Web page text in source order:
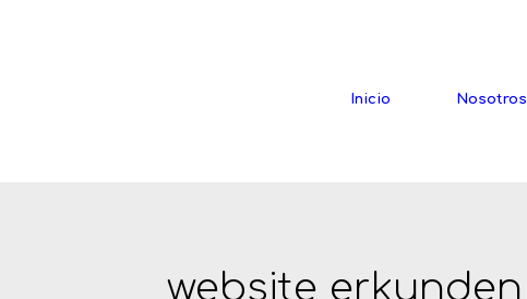
Inicio Nosotros
website erkunden